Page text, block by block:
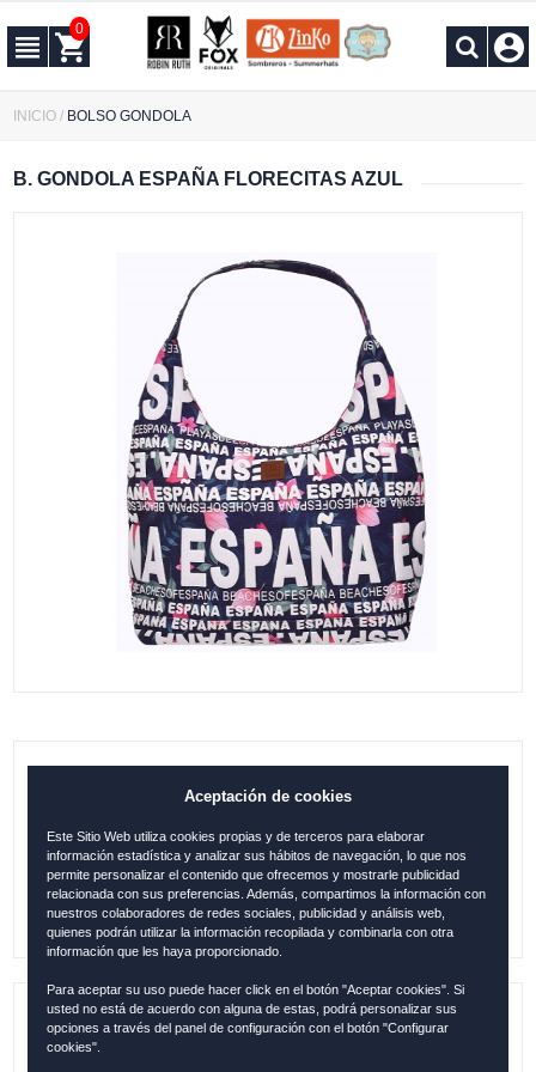
0
INICIO / BOLSO GONDOLA
B. GONDOLA ESPAÑA FLORECITAS AZUL
B. GONDOLA ESPAÑA FLORECITAS
24.95€
Referencia: ESP059
Aceptación de cookies
Este Sitio Web utiliza cookies propias y de terceros para elaborar
información estadística y analizar sus hábitos de navegación, lo que nos
permite personalizar el contenido que ofrecemos y mostrarle publicidad
relacionada con sus preferencias. Además, compartimos la información con
nuestros colaboradores de redes sociales, publicidad y análisis web,
quienes podrán utilizar la información recopilada y combinarla con otra
información que les haya proporcionado.
Para aceptar su uso puede hacer click en el botón "Aceptar cookies". Si
usted no está de acuerdo con alguna de estas, podrá personalizar sus
opciones a través del panel de configuración con el botón "Configurar
cookies".